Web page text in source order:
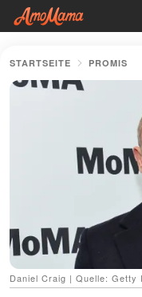
STARTSEITE PROMIS
Daniel Craig | Quelle: Getty